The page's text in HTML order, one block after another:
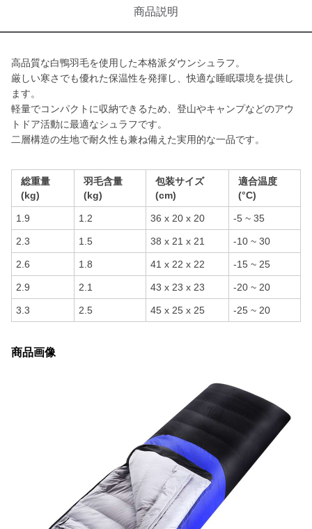
商品説明
高品質な白鴨羽毛を使用した本格派ダウンシュラフ。
厳しい寒さでも優れた保温性を発揮し、快適な睡眠環境を提供し
ます。
軽量でコンパクトに収納できるため、登山やキャンプなどのアウ
トドア活動に最適なシュラフです。
二層構造の生地で耐久性も兼ね備えた実用的な一品です。
総重量
(kg)
羽毛含量
(kg)
包装サイズ
(cm)
適合温度
(°C)
1.9 1.2 36 x 20 x 20 -5 ~ 35
2.3 1.5 38 x 21 x 21 -10 ~ 30
2.6 1.8 41 x 22 x 22 -15 ~ 25
2.9 2.1 43 x 23 x 23 -20 ~ 20
3.3 2.5 45 x 25 x 25 -25 ~ 20
商品画像